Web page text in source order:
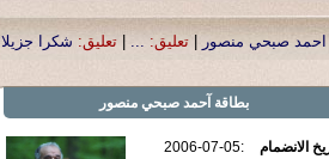
منصور|تعليق: ... تعليق: شكرا جزيلا أستاذ
بطاقة آحمد صبحي منصور
الانضمام :
2006-07-05